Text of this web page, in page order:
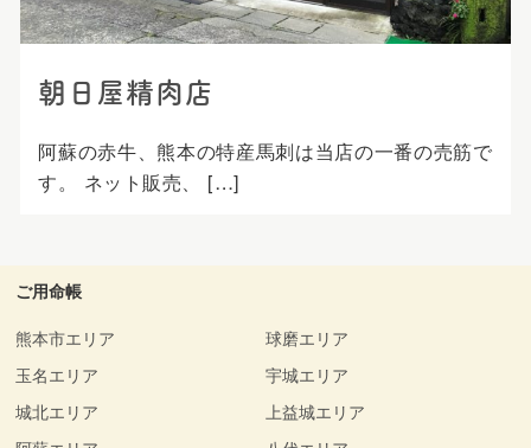
朝日屋精肉店
阿蘇の赤牛、熊本の特産馬刺は当店の一番の売筋で
す。 ネット販売、 […]
ご用命帳
熊本市エリア
玉名エリア
城北エリア
球磨エリア
宇城エリア
上益城エリア